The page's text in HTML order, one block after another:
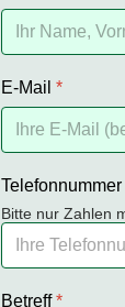
E-Mail *
Telefonnummer
Bitte nur Zahlen
Betreff*